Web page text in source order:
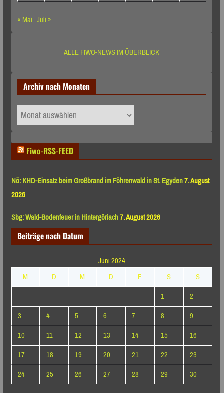
« Mai Juli »
ALLE FIWO-NEWS IM ÜBERBLICK
Archiv nach Monaten
Archiv
nach
Fiwo-RSS-FEED
Nö: KHD-Einsatz beim Großbrand im Föhrenwald in St. Egyden7. August
2026
Sbg: Wald-Bodenfeuer in Hintergöriach7. August 2026
Beiträge nach Datum
Juni 2024
M
D M D F S
S
1
2
3
4 5 6 7 8
9
10
11 12 13 14 15
16
17
18 19 20 21 22
23
24
25 26 27 28 29 30